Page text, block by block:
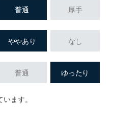
普通 厚手
ややあり なし
普通 ゆったり
ます。